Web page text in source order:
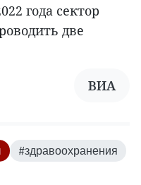
года сектор
две
ВИА
#здравоохранения